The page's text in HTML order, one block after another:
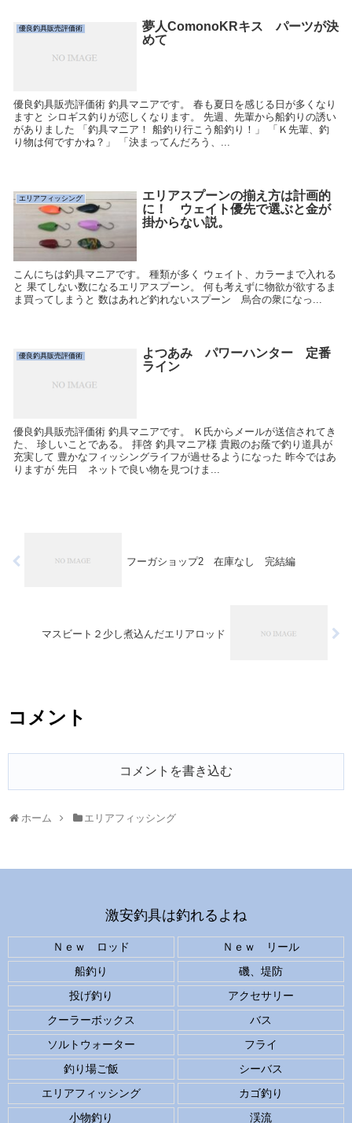
優良釣具販売評価術
夢人ComonoKRキス パーツが決
めて
優良釣具販売評価術 釣具マニアです。 春も夏日を感じる日が多くなり
ますと シロギス釣りが恋しくなります。 先週、先輩から船釣りの誘い
がありました 「釣具マニア！ 船釣り行こう船釣り！」 「Ｋ先輩、釣
り物は何ですかね？」 「決まってんだろう、...
エリアフィッシング
エリアスプーンの揃え方は計画的
に！ ウェイト優先で選ぶと金が
掛からない説。
こんにちは釣具マニアです。 種類が多く ウェイト、カラーまで入れる
と 果てしない数になるエリアスプーン。 何も考えずに物欲が欲するま
ま買ってしまうと 数はあれど釣れないスプーン 烏合の衆になっ...
優良釣具販売評価術
よつあみ パワーハンター 定番
ライン
優良釣具販売評価術 釣具マニアです。 Ｋ氏からメールが送信されてき
た、 珍しいことである。 拝啓 釣具マニア様 貴殿のお蔭で釣り道具が
充実して 豊かなフィッシングライフが過せるようになった 昨今ではあ
りますが 先日 ネットで良い物を見つけま...
フーガショップ2 在庫なし 完結編
マスビート２少し煮込んだエリアロッド
コメント
コメントを書き込む
ホーム エリアフィッシング
激安釣具は釣れるよね
Ｎｅｗ ロッド
Ｎｅｗ リール
船釣り
磯、堤防
投げ釣り
アクセサリー
クーラーボックス
バス
ソルトウォーター
フライ
釣り場ご飯
シーバス
エリアフィッシング
カゴ釣り
小物釣り
渓流